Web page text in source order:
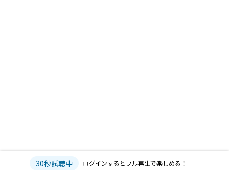
30秒試聴中 ログインするとフル再生で楽しめる！